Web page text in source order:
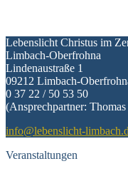
Lebenslicht Christus im
Limbach-Oberfrohna
Lindenaustraße 1
09212 Limbach-
0 37 22 / 50 53 50
(Ansprechpartner:
info@lebenslicht-
Veranstaltungen